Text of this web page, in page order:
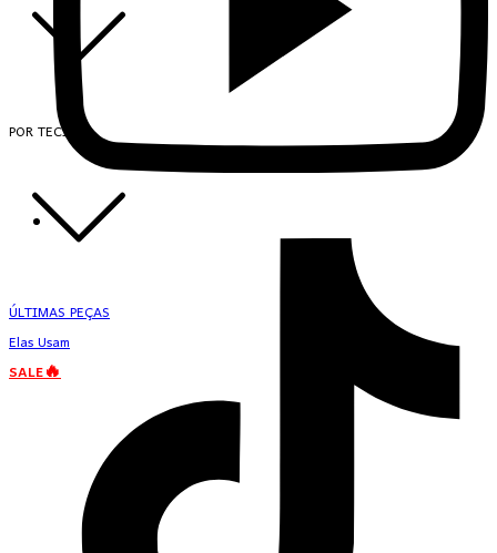
POR TECIDO
ÚLTIMAS PEÇAS
Elas Usam
SALE🔥